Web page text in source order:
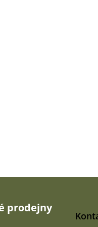
prodejny